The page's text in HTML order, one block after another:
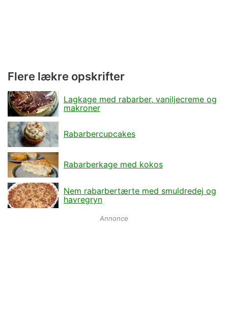
Flere lækre opskrifter
Lagkage med rabarber, vaniljecreme og
makroner
Rabarbercupcakes
Rabarberkage med kokos
Nem rabarbertærte med smuldredej og
havregryn
Annonce